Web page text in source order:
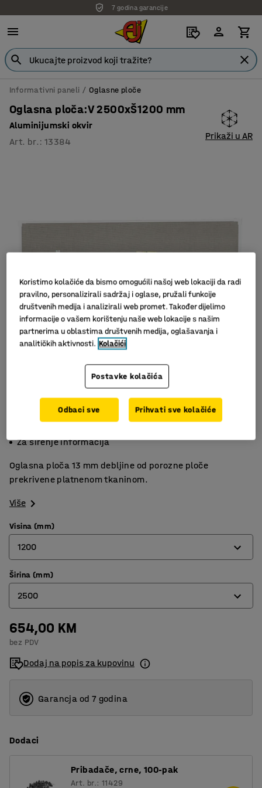
7 godina garancije
Informativni paneli Oglasne ploče
Oglasna ploča:V 2500xŠ1200 mm
Aluminijumski okvir
Art. br. :13384
Prikaži u AR
Okvir od aluminija
Za širenje informacija
Oglasna ploča 13 mm debljine od porozne ploče
prekrivene platnenom tkaninom.
Više
Visina (mm)
1200
450
600
900
1200
Širina (mm)
2500
600
900
1200
2000
3000
654,00 KM
bez PDV
Dodaj na popis za kupovinu
Garancja od 7 godina
Dodaci
Pribadače, crne, 100-pak
Art. br.: 11429
Koristimo kolačiće da bismo omogućili našoj web lokaciji da radi
pravilno, personalizirali sadržaj i oglase, pružali funkcije
društvenih medija i analizirali web promet. Također dijelimo
informacije o vašem korištenju naše web lokacije s našim
partnerima u oblastima društvenih medija, oglašavanja i
analitičkih aktivnosti. Kolačići
Postavke kolačića
Odbaci sve Prihvati sve kolačiće